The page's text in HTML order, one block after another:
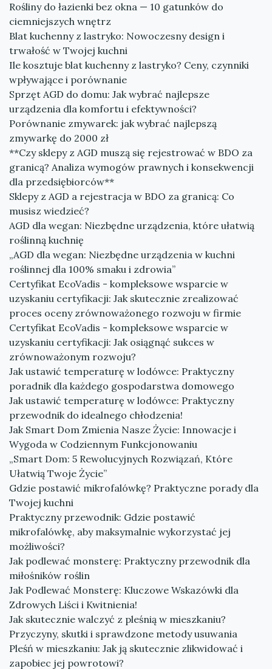
Rośliny do łazienki bez okna — 10 gatunków do
ciemniejszych wnętrz
Blat kuchenny z lastryko: Nowoczesny design i
trwałość w Twojej kuchni
Ile kosztuje blat kuchenny z lastryko? Ceny, czynniki
wpływające i porównanie
Sprzęt AGD do domu: Jak wybrać najlepsze
urządzenia dla komfortu i efektywności?
Porównanie zmywarek: jak wybrać najlepszą
zmywarkę do 2000 zł
**Czy sklepy z AGD muszą się rejestrować w BDO za
granicą? Analiza wymogów prawnych i konsekwencji
dla przedsiębiorców**
Sklepy z AGD a rejestracja w BDO za granicą: Co
musisz wiedzieć?
AGD dla wegan: Niezbędne urządzenia, które ułatwią
roślinną kuchnię
„AGD dla wegan: Niezbędne urządzenia w kuchni
roślinnej dla 100% smaku i zdrowia”
Certyfikat EcoVadis - kompleksowe wsparcie w
uzyskaniu certyfikacji: Jak skutecznie zrealizować
proces oceny zrównoważonego rozwoju w firmie
Certyfikat EcoVadis - kompleksowe wsparcie w
uzyskaniu certyfikacji: Jak osiągnąć sukces w
zrównoważonym rozwoju?
Jak ustawić temperaturę w lodówce: Praktyczny
poradnik dla każdego gospodarstwa domowego
Jak ustawić temperaturę w lodówce: Praktyczny
przewodnik do idealnego chłodzenia!
Jak Smart Dom Zmienia Nasze Życie: Innowacje i
Wygoda w Codziennym Funkcjonowaniu
„Smart Dom: 5 Rewolucyjnych Rozwiązań, Które
Ułatwią Twoje Życie”
Gdzie postawić mikrofalówkę? Praktyczne porady dla
Twojej kuchni
Praktyczny przewodnik: Gdzie postawić
mikrofalówkę, aby maksymalnie wykorzystać jej
możliwości?
Jak podlewać monsterę: Praktyczny przewodnik dla
miłośników roślin
Jak Podlewać Monsterę: Kluczowe Wskazówki dla
Zdrowych Liści i Kwitnienia!
Jak skutecznie walczyć z pleśnią w mieszkaniu?
Przyczyny, skutki i sprawdzone metody usuwania
Pleśń w mieszkaniu: Jak ją skutecznie zlikwidować i
zapobiec jej powrotowi?